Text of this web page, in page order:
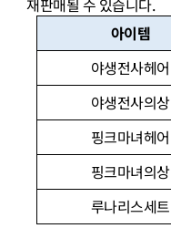
재판매될 수 있습니다.
아이템
야생전사헤어
야생전사의상
핑크마녀헤어
핑크마녀의상
루나리스세트